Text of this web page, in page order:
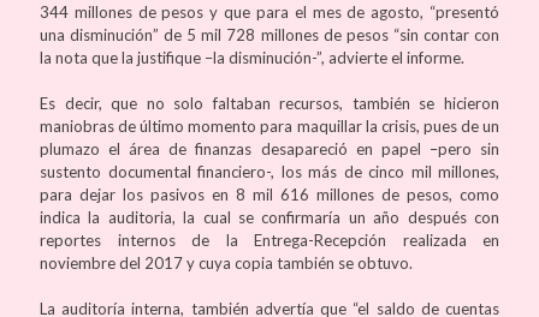
344 millones de pesos y que para el mes de agosto, “presentó
una disminución” de 5 mil 728 millones de pesos “sin contar con
la nota que la justifique –la disminución-”, advierte el informe.
Es decir, que no solo faltaban recursos, también se hicieron
maniobras de último momento para maquillar la crisis, pues de un
plumazo el área de finanzas desapareció en papel –pero sin
sustento documental financiero-, los más de cinco mil millones,
para dejar los pasivos en 8 mil 616 millones de pesos, como
indica la auditoria, la cual se confirmaría un año después con
reportes internos de la Entrega-Recepción realizada en
noviembre del 2017 y cuya copia también se obtuvo.
La auditoría interna, también advertía que “el saldo de cuentas